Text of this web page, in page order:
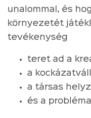
unalommal, és
környezetét
tevékenység
teret ad a
a
a társas
és a